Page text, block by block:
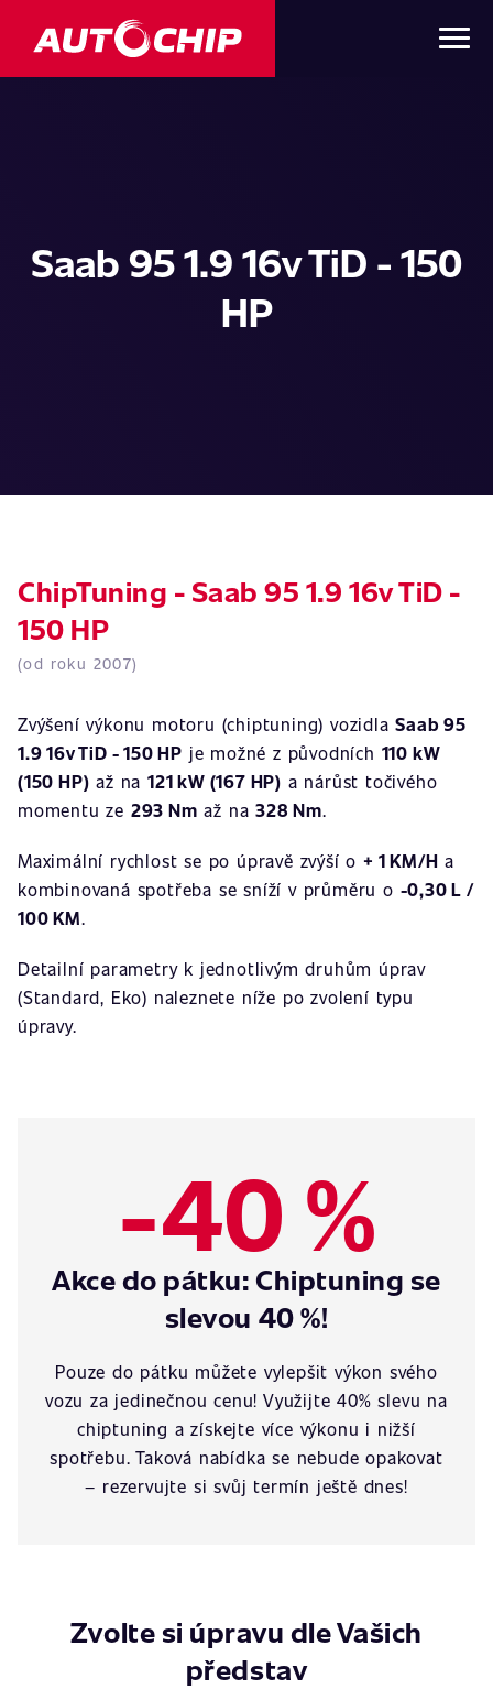
Saab 95 1.9 16v TiD - 150
HP
ChipTuning - Saab 95 1.9 16v TiD -
150 HP
(od roku 2007)
Zvýšení výkonu motoru (chiptuning) vozidlaSaab 95
1.9 16v TiD - 150 HP je možné z původních 110 kW
(150 HP) až na121 kW (167 HP) a nárůst točivého
momentu ze 293 Nm až na328 Nm.
Maximální rychlost se po úpravě zvýší o + 1 KM/H a
kombinovaná spotřeba se sníží v průměru o -0,30 L /
100 KM.
Detailní parametry k jednotlivým druhům úprav
(Standard, Eko) naleznete níže po zvolení typu
úpravy.
-40 %
Akce do pátku: Chiptuning se
slevou 40 %!
Pouze do pátku můžete vylepšit výkon svého
vozu za jedinečnou cenu! Využijte 40% slevu na
chiptuning a získejte více výkonu i nižší
spotřebu. Taková nabídka se nebude opakovat
– rezervujte si svůj termín ještě dnes!
Zvolte si úpravu dle Vašich
představ